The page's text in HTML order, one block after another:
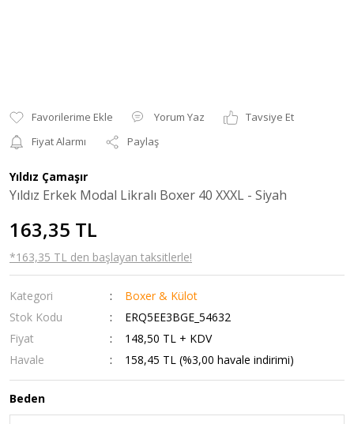
Yorum Yaz
Tavsiye Et
Fiyat Alarmı
Paylaş
Yıldız Çamaşır
Yıldız Erkek Modal Likralı Boxer 40 XXXL - Siyah
163,35 TL
*163,35 TL den başlayan taksitlerle!
Kategori
Boxer & Külot
Stok Kodu
ERQ5EE3BGE_54632
Fiyat
148,50 TL + KDV
Havale
158,45 TL (%3,00 havale indirimi)
Beden